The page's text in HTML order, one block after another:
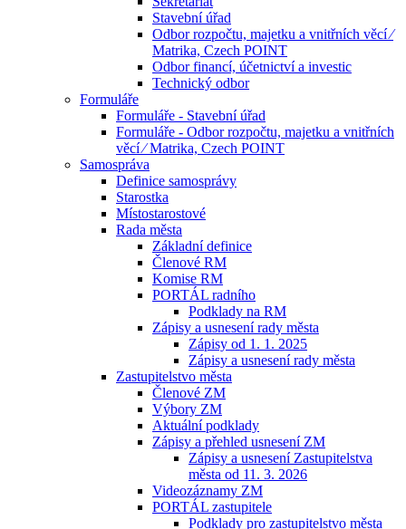
Stavební úřad
Odbor rozpočtu, majetku a vnitřních věcí ⁄
Matrika, Czech POINT
Odbor financí, účetnictví a investic
Technický odbor
Formuláře
Formuláře - Stavební úřad
Formuláře - Odbor rozpočtu, majetku a vnitřních
věcí ⁄ Matrika, Czech POINT
Samospráva
Definice samosprávy
Starostka
Místostarostové
Rada města
Základní definice
Členové RM
Komise RM
PORTÁL radního
Podklady na RM
Zápisy a usnesení rady města
Zápisy od 1. 1. 2025
Zápisy a usnesení rady města
Zastupitelstvo města
Členové ZM
Výbory ZM
Aktuální podklady
Zápisy a přehled usnesení ZM
Zápisy a usnesení Zastupitelstva
města od 11. 3. 2026
Videozáznamy ZM
PORTÁL zastupitele
Podklady pro zastupitelstvo města